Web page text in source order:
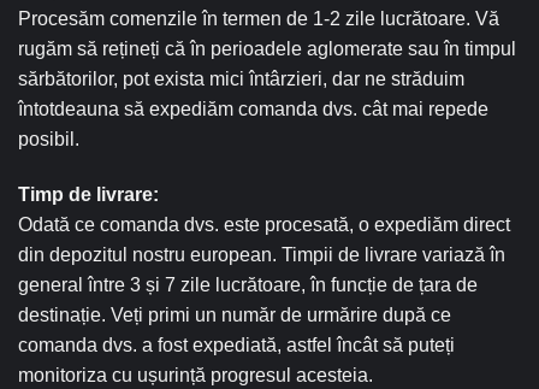
Procesăm comenzile în termen de 1-2 zile lucrătoare. Vă
rugăm să rețineți că în perioadele aglomerate sau în timpul
sărbătorilor, pot exista mici întârzieri, dar ne străduim
întotdeauna să expediăm comanda dvs. cât mai repede
posibil.
Timp de livrare:
Odată ce comanda dvs. este procesată, o expediăm direct
din depozitul nostru european. Timpii de livrare variază în
general între 3 și 7 zile lucrătoare, în funcție de țara de
destinație. Veți primi un număr de urmărire după ce
comanda dvs. a fost expediată, astfel încât să puteți
monitoriza cu ușurință progresul acesteia.